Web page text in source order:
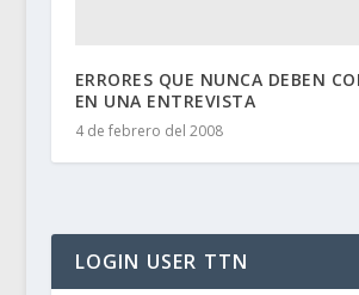
ERRORES QUE NUNCA DEBEN
EN UNA ENTREVISTA
4 de febrero del 2008
LOGIN USER TTN